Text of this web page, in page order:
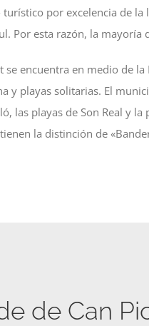
por excelencia de la
Por esta razón, la
se encuentra en medio de
y playas solitarias. El
las playas de Son Real y
la distinción de
de Can